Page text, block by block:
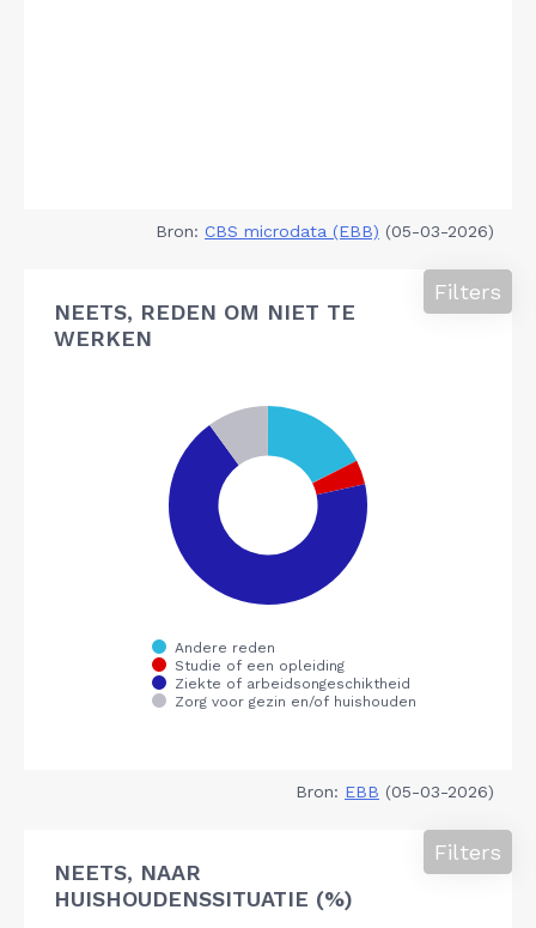
Bron: CBS microdata (EBB) (05-03-2026)
NEETS, REDEN OM NIET TE
WERKEN
Filters
Bron: EBB (05-03-2026)
NEETS, NAAR
HUISHOUDENSSITUATIE (%)
Filters